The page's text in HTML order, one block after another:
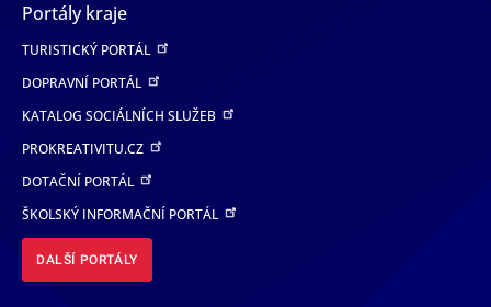
Portály kraje
TURISTICKÝ PORTÁL
DOPRAVNÍ PORTÁL
KATALOG SOCIÁLNÍCH SLUŽEB
PROKREATIVITU.CZ
DOTAČNÍ PORTÁL
ŠKOLSKÝ INFORMAČNÍ PORTÁL
DALŠÍ PORTÁLY